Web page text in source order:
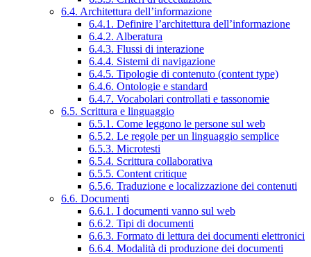
6.4. Architettura dell’informazione
6.4.1. Definire l’architettura dell’informazione
6.4.2. Alberatura
6.4.3. Flussi di interazione
6.4.4. Sistemi di navigazione
6.4.5. Tipologie di contenuto (content type)
6.4.6. Ontologie e standard
6.4.7. Vocabolari controllati e tassonomie
6.5. Scrittura e linguaggio
6.5.1. Come leggono le persone sul web
6.5.2. Le regole per un linguaggio semplice
6.5.3. Microtesti
6.5.4. Scrittura collaborativa
6.5.5. Content critique
6.5.6. Traduzione e localizzazione dei contenuti
6.6. Documenti
6.6.1. I documenti vanno sul web
6.6.2. Tipi di documenti
6.6.3. Formato di lettura dei documenti elettronici
6.6.4. Modalità di produzione dei documenti